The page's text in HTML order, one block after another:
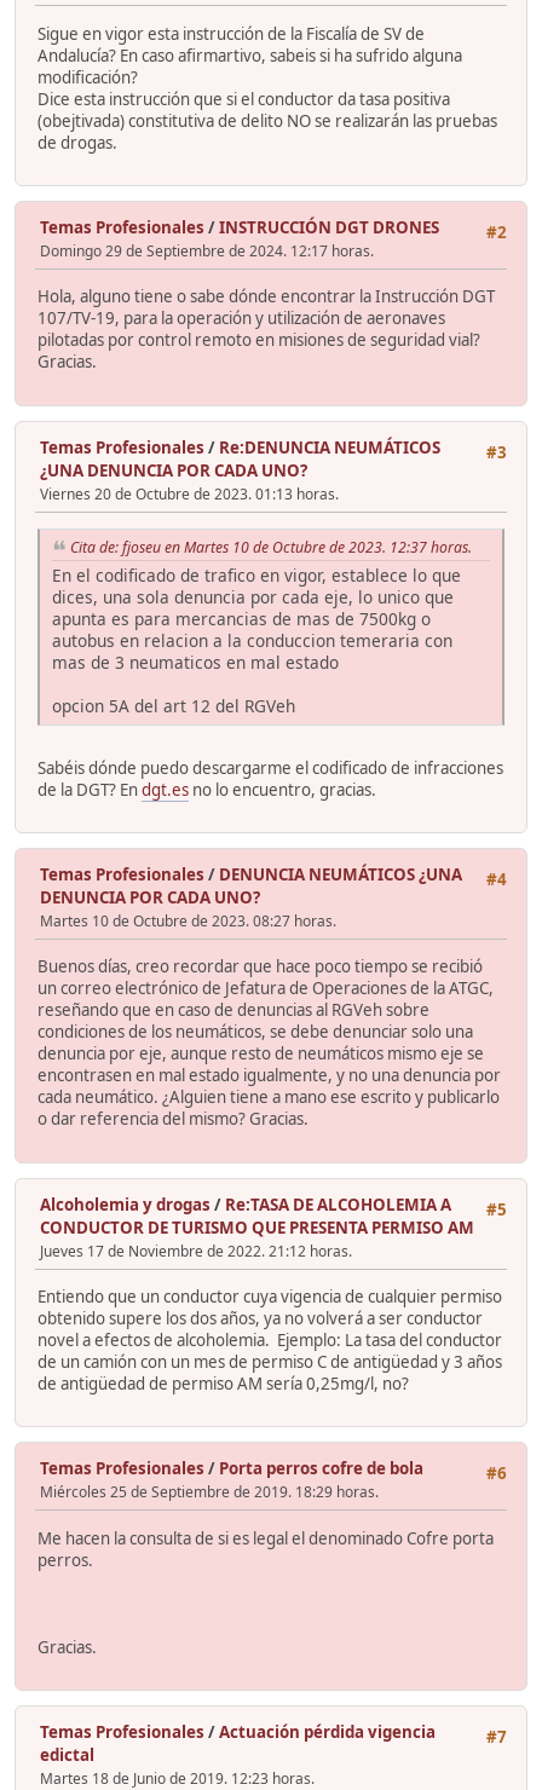
Sigue en vigor esta instrucción de la Fiscalía de SV de
Andalucía? En caso afirmartivo, sabeis si ha sufrido alguna
modificación?
Dice esta instrucción que si el conductor da tasa positiva
(obejtivada) constitutiva de delito NO se realizarán las pruebas
de drogas.
#2
Temas Profesionales /INSTRUCCIÓN DGT DRONES
Domingo 29 de Septiembre de 2024. 12:17 horas.
Hola, alguno tiene o sabe dónde encontrar la Instrucción DGT
107/TV-19, para la operación y utilización de aeronaves
pilotadas por control remoto en misiones de seguridad vial?
Gracias.
#3
Temas Profesionales / Re:DENUNCIA NEUMÁTICOS
¿UNA DENUNCIA POR CADA UNO?
Viernes 20 de Octubre de 2023. 01:13 horas.
Cita de: fjoseu en Martes 10 de Octubre de 2023. 12:37 horas.
En el codificado de trafico en vigor, establece lo que
dices, una sola denuncia por cada eje, lo unico que
apunta es para mercancias de mas de 7500kg o
autobus en relacion a la conduccion temeraria con
mas de 3 neumaticos en mal estado
opcion 5A del art 12 del RGVeh
Sabéis dónde puedo descargarme el codificado de infracciones
de la DGT? Endgt.es no lo encuentro, gracias.
#4
Temas Profesionales / DENUNCIA NEUMÁTICOS ¿UNA
DENUNCIA POR CADA UNO?
Martes 10 de Octubre de 2023. 08:27 horas.
Buenos días, creo recordar que hace poco tiempo se recibió
un correo electrónico de Jefatura de Operaciones de la ATGC,
reseñando que en caso de denuncias al RGVeh sobre
condiciones de los neumáticos, se debe denunciar solo una
denuncia por eje, aunque resto de neumáticos mismo eje se
encontrasen en mal estado igualmente, y no una denuncia por
cada neumático. ¿Alguien tiene a mano ese escrito y publicarlo
o dar referencia del mismo? Gracias.
#5
Alcoholemia y drogas / Re:TASA DE ALCOHOLEMIA A
CONDUCTOR DE TURISMO QUE PRESENTA PERMISO AM
Jueves 17 de Noviembre de 2022. 21:12 horas.
Entiendo que un conductor cuya vigencia de cualquier permiso
obtenido supere los dos años, ya no volverá a ser conductor
novel a efectos de alcoholemia. Ejemplo: La tasa del conductor
de un camión con un mes de permiso C de antigüedad y 3 años
de antigüedad de permiso AM sería 0,25mg/l, no?
#6
Temas Profesionales / Porta perros cofre de bola
Miércoles 25 de Septiembre de 2019. 18:29 horas.
Me hacen la consulta de si es legal el denominado Cofre porta
perros.
Gracias.
#7
Temas Profesionales /Actuación pérdida vigencia
edictal
Martes 18 de Junio de 2019. 12:23 horas.